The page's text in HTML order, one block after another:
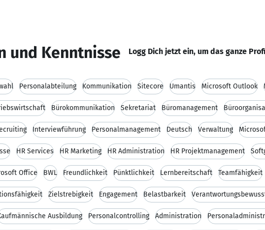
und Kenntnisse Logg Dich jetzt ein, um das ganze
Personalabteilung Kommunikation Sitecore Umantis Microsoft Outlook
Bürokommunikation Sekretariat Büromanagement
Interviewführung Personalmanagement Deutsch Verwaltung
HR Services HR Marketing HR Administration HR Projektmanagement
Office BWL Freundlichkeit Pünktlichkeit Lernbereitschaft Teamfähigkeit
Zielstrebigkeit Engagement Belastbarkeit
Ausbildung Personalcontrolling Administration